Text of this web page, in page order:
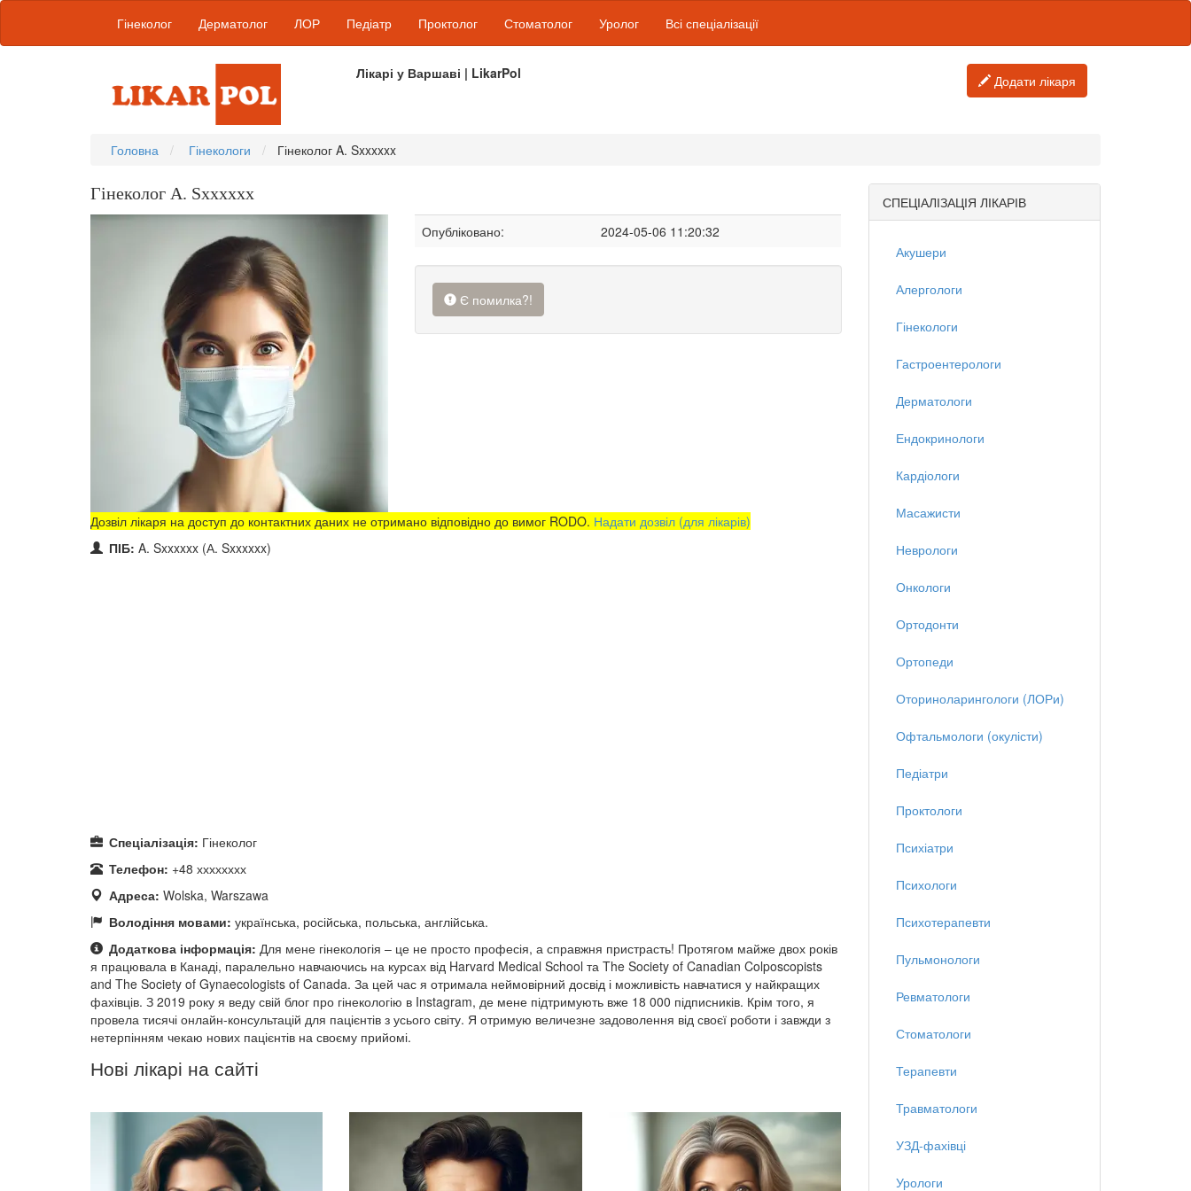
Гінеколог Дерматолог ЛОР Педіатр Проктолог Стоматолог Уролог Всі спеціалізації
Лікарі у Варшаві | LikarPol Додати лікаря
Головна Гінекологи Гінеколог A. Sxxxxxx
Гінеколог A. Sxxxxxx
Опубліковано: 2024-05-06 11:20:32
Є помилка?!
Дозвіл лікаря на доступ до контактних даних не отримано відповідно до вимог RODO. Надати дозвіл (для лікарів)
ПІБ: A. Sxxxxxx (А. Sxxxxxx)
Спеціалізація: Гінеколог
Телефон: +48 хххххххх
Адреса: Wolska, Warszawa
Володіння мовами: українська, російська, польська, англійська.
Додаткова інформація: Для мене гінекологія – це не просто професія, а справжня пристрасть! Протягом майже двох років
я працювала в Канаді, паралельно навчаючись на курсах від Harvard Medical School та The Society of Canadian Colposcopists
and The Society of Gynaecologists of Canada. За цей час я отримала неймовірний досвід і можливість навчатися у найкращих
фахівців. З 2019 року я веду свій блог про гінекологію в Instagram, де мене підтримують вже 18 000 підписників. Крім того, я
провела тисячі онлайн-консультацій для пацієнтів з усього світу. Я отримую величезне задоволення від своєї роботи і завжди з
нетерпінням чекаю нових пацієнтів на своєму прийомі.
Нові лікарі на сайті
СПЕЦІАЛІЗАЦІЯ ЛІКАРІВ
Акушери
Алергологи
Гінекологи
Гастроентерологи
Дерматологи
Ендокринологи
Кардіологи
Масажисти
Неврологи
Онкологи
Ортодонти
Ортопеди
Оториноларингологи (ЛОРи)
Офтальмологи (окулісти)
Педіатри
Проктологи
Психіатри
Психологи
Психотерапевти
Пульмонологи
Ревматологи
Стоматологи
Терапевти
Травматологи
УЗД-фахівці
Урологи